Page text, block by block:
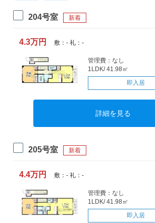
204号室 新着
4.3万円 敷：- 礼：-
管理費：なし
1LDK/ 41.98㎡
即入居
詳細を見る
205号室 新着
4.4万円 敷：- 礼：-
管理費：なし
1LDK/ 41.98㎡
即入居